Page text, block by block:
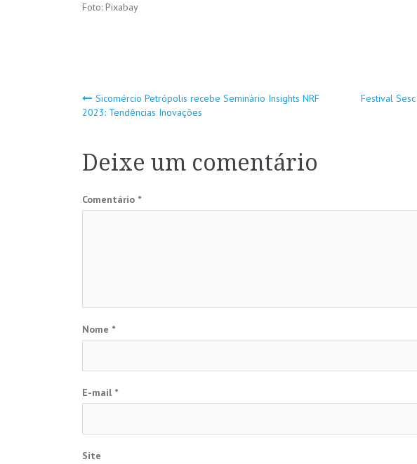
Foto: Pixabay
Navegação
Post
Sicomércio Petrópolis recebe Seminário Insights NRF
2023: Tendências Inovações
Festival
Deixe um comentário
Comentário *
Nome *
E-mail *
Site